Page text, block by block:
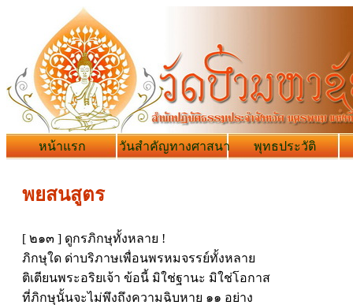
หน้าแรก วันสำคัญทางศาสนา พุทธประวัติ
พยสนสูตร
[ ๒๑๓ ] ดูกรภิกษุทั้งหลาย !
ภิกษุใด ด่าบริภาษเพื่อนพรหมจรรย์ทั้งหลาย
ติเตียนพระอริยเจ้า ข้อนี้ มิใช่ฐานะ มิใช่โอกาส
ที่ภิกษุนั้นจะไม่พึงถึงความฉิบหาย ๑๑ อย่าง